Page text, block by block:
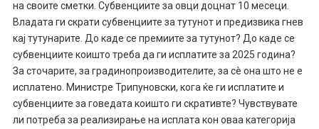
на своите сметки. Субвенциите за овци доцнат 10 месеци.
Владата ги скрати субвенциите за тутунот и предизвика гнев
кај тутунарите. До каде се премиите за тутунот? До каде се
субвенциите коишто треба да ги исплатите за 2025 година?
За сточарите, за градинопроизводителите, за сè она што не е
исплатено. Министре Трипуновски, кога ќе ги исплатите и
субвенциите за говедата коишто ги скративте? Чувствувате
ли потреба за реализирање на исплата кон оваа категорија